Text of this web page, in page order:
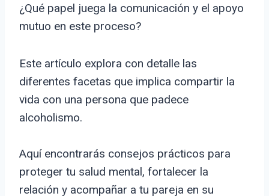
¿Qué papel juega la comunicación y el apoyo
mutuo en este proceso?
Este artículo explora con detalle las
diferentes facetas que implica compartir la
vida con una persona que padece
alcoholismo.
Aquí encontrarás consejos prácticos para
proteger tu salud mental, fortalecer la
relación y acompañar a tu pareja en su